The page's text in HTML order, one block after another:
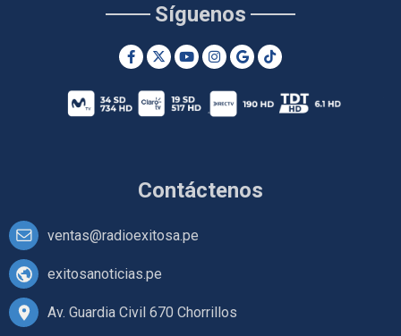
Contáctenos
ventas@radioexitosa.pe
exitosanoticias.pe
Av. Guardia Civil 670 Chorrillos
Síguenos